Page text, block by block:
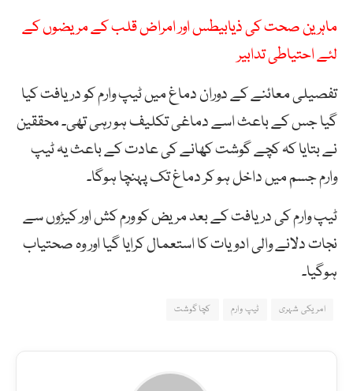
ماہرین صحت کی ذیابیطس اور امراض قلب کے مریضوں کے
لئے احتیاطی تدابیر
تفصیلی معائنے کے دوران دماغ میں ٹیپ وارم کو دریافت کیا
گیا جس کے باعث اسے دماغی تکلیف ہو رہی تھی۔ محققین
نے بتایا کہ کچے گوشت کھانے کی عادت کے باعث یہ ٹیپ
وارم جسم میں داخل ہو کر دماغ تک پہنچا ہوگا۔
ٹیپ وارم کی دریافت کے بعد مریض کو ورم کش اور کیڑوں سے
نجات دلانے والی ادویات کا استعمال کرایا گیا اور وہ صحتیاب
ہوگیا۔
امریکی شہری ٹیپ وارم کچا گوشت